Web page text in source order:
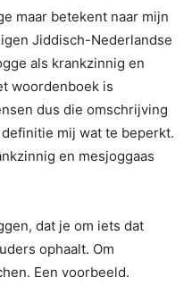
maar betekent naar mijn
Jiddisch-Nederlandse
als krankzinnig en
woordenboek is
dus die omschrijving
mij wat te beperkt.
en mesjoggaas
dat je om iets dat
ophaalt. Om
Een voorbeeld.